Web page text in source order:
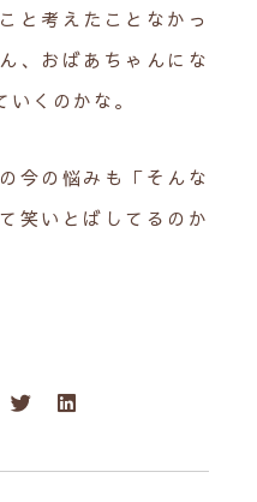
と考えたことなかっ
、おばあちゃんにな
くのかな。
今の悩みも「そんな
笑いとばしてるのか